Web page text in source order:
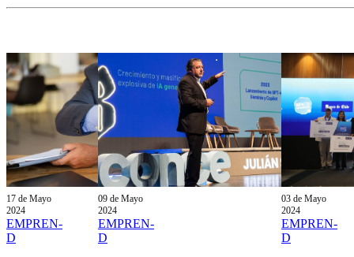
17 de Mayo
2024
EMPREN-
D
09 de Mayo
2024
EMPREN-
D
03 de Mayo
2024
EMPREN-
D